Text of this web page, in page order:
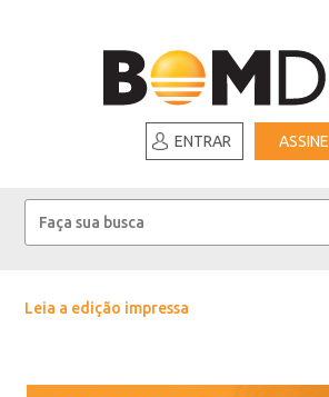
ENTRAR ASSINE
Leia a edição impressa